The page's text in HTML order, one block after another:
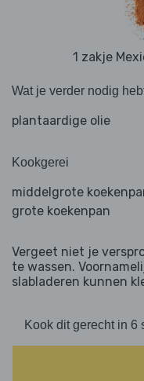
1 zakje
Wat je verder nodig
plantaardige olie
Kookgerei
middelgrote
grote koekenpan
Vergeet niet je
te wassen.
slabladeren kunnen
Kook dit gerecht in 6